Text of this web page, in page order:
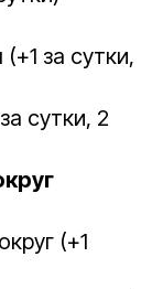
за сутки,
сутки, 2
(+1